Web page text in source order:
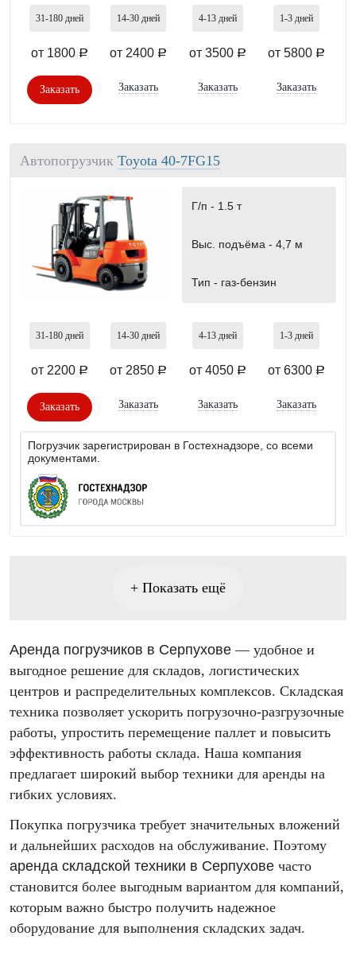
31-180 дней
от 1800 a
Заказать
14-30 дней
от 2400 a
Заказать
4-13 дней
от 3500 a
Заказать
1-3 дней
от 5800 a
Заказать
Автопогрузчик Toyota 40-7FG15
Г/п - 1.5 т
Выс. подъёма - 4,7 м
Тип - газ-бензин
31-180 дней
от 2200 a
Заказать
14-30 дней
от 2850 a
Заказать
4-13 дней
от 4050 a
Заказать
1-3 дней
от 6300 a
Заказать
Погрузчик зарегистрирован в Гостехнадзоре, со всеми
документами.
+ Показать ещё
Аренда погрузчиков в Серпухове — удобное и
выгодное решение для складов, логистических
центров и распределительных комплексов. Складская
техника позволяет ускорить погрузочно-разгрузочные
работы, упростить перемещение паллет и повысить
эффективность работы склада. Наша компания
предлагает широкий выбор техники для аренды на
гибких условиях.
Покупка погрузчика требует значительных вложений
и дальнейших расходов на обслуживание. Поэтому
аренда складской техники в Серпухове часто
становится более выгодным вариантом для компаний,
которым важно быстро получить надежное
оборудование для выполнения складских задач.